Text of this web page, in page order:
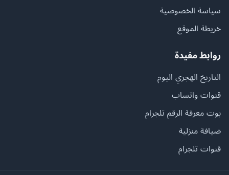
سياسة الخصوصية
خريطة الموقع
روابط مفيدة
التاريخ الهجري اليوم
قنوات واتساب
بوت معرفة الرقم تلجرام
ضيافة منزلية
قنوات تلجرام